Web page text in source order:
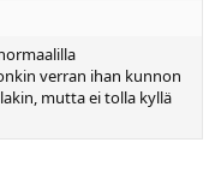
verran ihan kunnon
mutta ei tolla kyllä